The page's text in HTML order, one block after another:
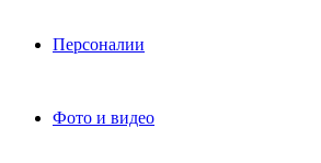
Персоналии
Фото и видео